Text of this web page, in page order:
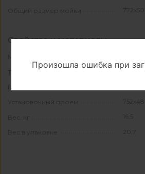
Общий размер мойки 772х500
Свойства и материалы
Тип монтажа
Ширина шкафа
Установочный проем 752х480
Вес, кг 16,5
Вес в упаковке 20,7
Произошла ошибка при